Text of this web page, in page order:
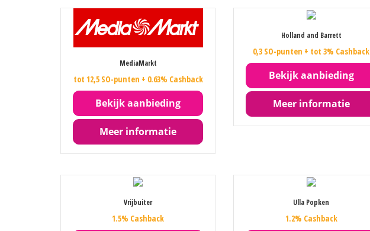
MediaMarkt
tot 12,5 SO-punten + 0.63% Cashback
Bekijk aanbieding
Meer informatie
Holland and Barrett
0,3 SO-punten + tot 3% Cashback
Bekijk aanbieding
Meer informatie
Vrijbuiter
1.5% Cashback
Ulla Popken
1.2% Cashback